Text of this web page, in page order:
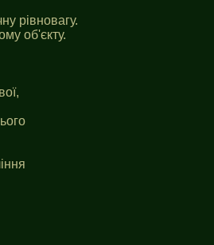
рівновагу.
об'єкту.